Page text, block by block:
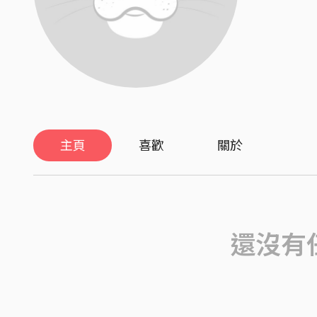
主頁 喜歡 關於
還沒有